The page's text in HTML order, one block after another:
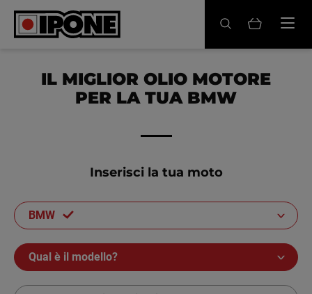
Ipone
OLI MOTORE
LA MARCA
Account
IL MIGLIOR OLIO MOTORE
PER LA TUA BMW
Inserisci la tua moto
BMW
Qual è il modello?